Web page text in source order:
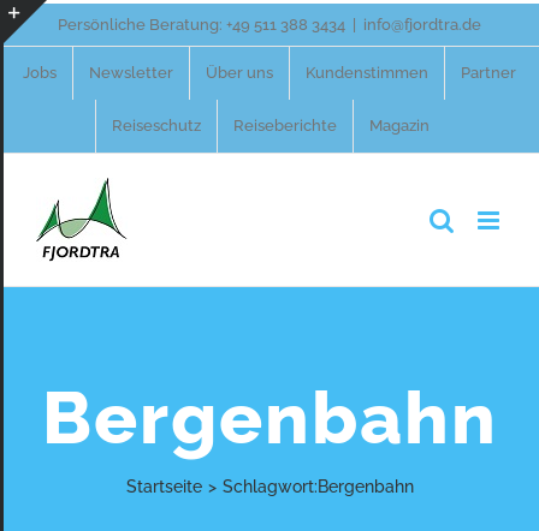
Zum
Persönliche Beratung: +49 511 388 3434 info@fjordtra.de
Jobs Newsletter Über uns Kundenstimmen Partner
Reiseschutz Reiseberichte Magazin
Bergenbahn
Startseite > Schlagwort:Bergenbahn
Toggle